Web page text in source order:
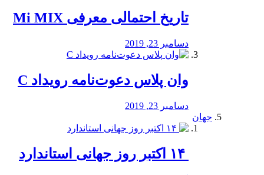
تاریخ احتمالی معرفی Mi MIX
دسامبر 23, 2019
وان پلاس دعوت‌نامه رویداد C
دسامبر 23, 2019
جهان